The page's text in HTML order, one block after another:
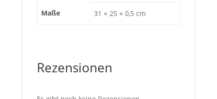
Maße 31 × 25 × 0,5 cm
Rezensionen